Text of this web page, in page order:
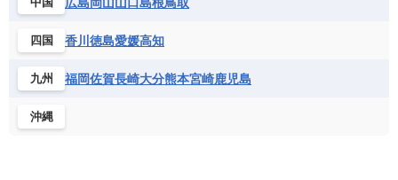
四国 香川 徳島愛媛高知
九州 福岡佐賀長崎大分熊本宮崎鹿児島
沖縄